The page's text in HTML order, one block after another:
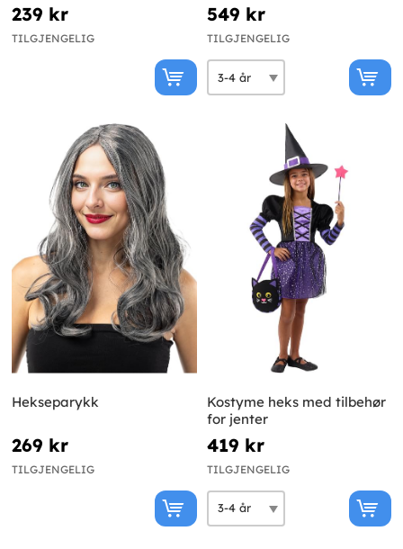
239 kr
TILGJENGELIG
Trollmannen fra Oz
549 kr
TILGJENGELIG
Hekseparykk
269 kr
TILGJENGELIG
Kostyme heks med tilbehør
for jenter
419 kr
TILGJENGELIG